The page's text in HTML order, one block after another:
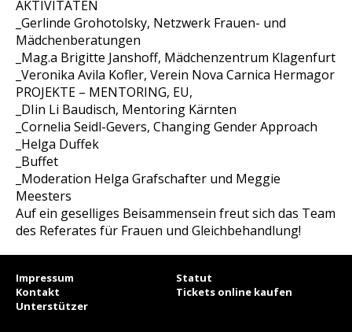
AKTIVITÄTEN
_Gerlinde Grohotolsky, Netzwerk Frauen- und
Mädchenberatungen
_Mag.a Brigitte Janshoff, Mädchenzentrum Klagenfurt
_Veronika Avila Kofler, Verein Nova Carnica Hermagor
PROJEKTE – MENTORING, EU,
_DIin Li Baudisch, Mentoring Kärnten
_Cornelia Seidl-Gevers, Changing Gender Approach
_Helga Duffek
_Buffet
_Moderation Helga Grafschafter und Meggie
Meesters
Auf ein geselliges Beisammensein freut sich das Team
des Referates für Frauen und Gleichbehandlung!
Impressum
Statut
Kontakt
Tickets online kaufen
Unterstützer